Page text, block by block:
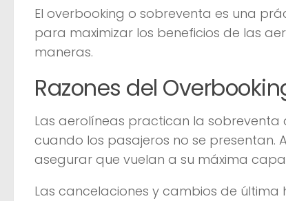
El overbooking o sobreventa es una
para maximizar los beneficios de las
maneras.
Razones del
Las aerolíneas practican la
cuando los pasajeros no se presentan.
asegurar que vuelan a su máxima
Las cancelaciones y cambios de última